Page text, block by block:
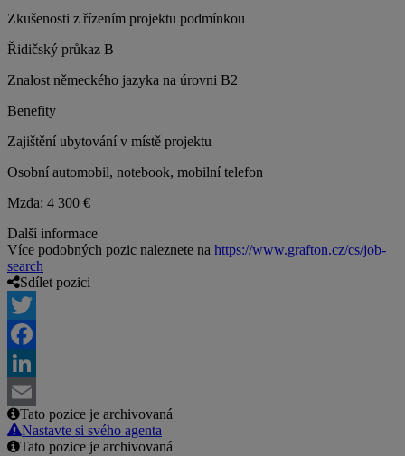
Zkušenosti z řízením projektu podmínkou
Řidičský průkaz B
Znalost německého jazyka na úrovni B2
Benefity
Zajištění ubytování v místě projektu
Osobní automobil, notebook, mobilní telefon
Mzda: 4 300 €
Další informace
Více podobných pozic naleznete na https://www.grafton.cz/cs/job-
search
Sdílet pozici
Twitter
Facebook
LinkedIn
Email
Tato pozice je archivovaná
Nastavte si svého agenta
Tato pozice je archivovaná